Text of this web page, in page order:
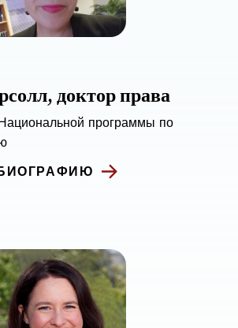
доктор права
программы по